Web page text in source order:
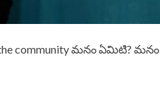
మనం ఏమిటి? మనం